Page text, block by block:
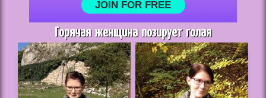
Горячая женщина позирует голая